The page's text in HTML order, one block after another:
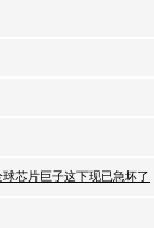
芯片巨子这下现已急坏了